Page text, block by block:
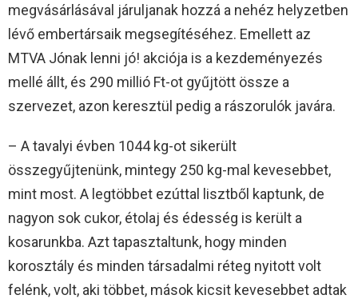
megvásárlásával járuljanak hozzá a nehéz helyzetben
lévő embertársaik megsegítéséhez. Emellett az
MTVA Jónak lenni jó! akciója is a kezdeményezés
mellé állt, és 290 millió Ft-ot gyűjtött össze a
szervezet, azon keresztül pedig a rászorulók javára.
– A tavalyi évben 1044 kg-ot sikerült
összegyűjtenünk, mintegy 250 kg-mal kevesebbet,
mint most. A legtöbbet ezúttal lisztből kaptunk, de
nagyon sok cukor, étolaj és édesség is került a
kosarunkba. Azt tapasztaltunk, hogy minden
korosztály és minden társadalmi réteg nyitott volt
felénk, volt, aki többet, mások kicsit kevesebbet adtak